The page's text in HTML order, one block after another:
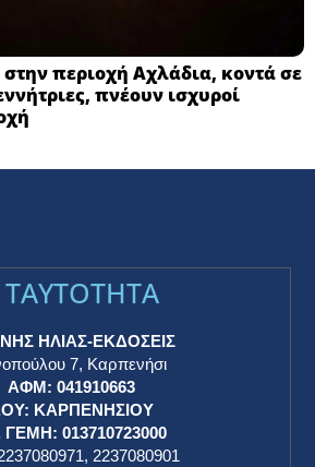
περιοχή Αχλάδια, κοντά σε
πνέουν ισχυροί
TAYTOTHTA
ΗΛΙΑΣ-ΕΚΔΟΣΕΙΣ
7, Καρπενήσι
ΑΦΜ: 041910663
ΚΑΡΠΕΝΗΣΙΟΥ
ΓΕΜΗ: 013710723000
2237080901